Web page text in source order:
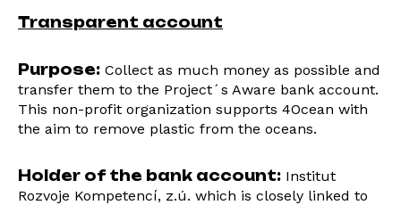
Transparent account
Purpose: Collect as much money as possible and
transfer them to the Project´s Aware bank account.
This non-profit organization supports 4Ocean with
the aim to remove plastic from the oceans.
Holder of the bank account: Institut
Rozvoje Kompetencí, z.ú. which is closely linked to